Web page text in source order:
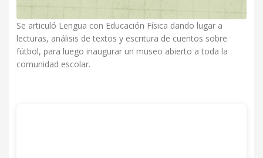
Se articuló Lengua con Educación Física dando lugar a
lecturas, análisis de textos y escritura de cuentos sobre
fútbol, para luego inaugurar un museo abierto a toda la
comunidad escolar.